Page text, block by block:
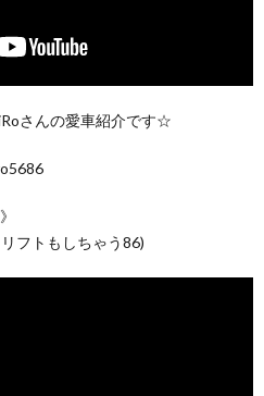
さんの愛車紹介です☆
フトもしちゃう86)